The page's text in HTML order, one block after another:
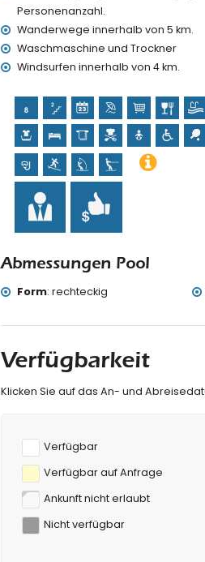
Einrichtungen und
Flughafentransfer
Kochservice, Wäscheservice
Poolheizung
Unterhaltungs- und
Bar (innerhalb von 500 Metern
Nachtclub und Promenade (El
Sehenswürdigkeiten und Kultur in
Kirche (Iglesia Parroquial de
Denkmal (Torre de Vigía del
von der Unterkunft)
Angeln und Schnorcheln
Personenanzahl.
Wanderwege innerhalb von 5 km.
Waschmaschine und Trockner
Windsurfen innerhalb von 4 km.
Abmessungen Pool
Form: rechteckig
Verfügbarkeit
Klicken Sie auf das An- und
Verfügbar
Verfügbar auf Anfrage
Ankunft nicht erlaubt
Nicht verfügbar